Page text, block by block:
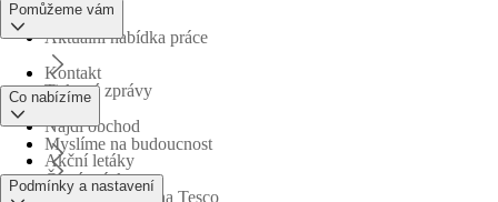
Aktuální nabídka práce
Tiskové zprávy
Myslíme na budoucnost
Obchodní skupina Tesco
Pomůžeme vám
Kontakt
Najdi obchod
Časté otázky
Co nabízíme
Akční letáky
Podmínky a nastavení